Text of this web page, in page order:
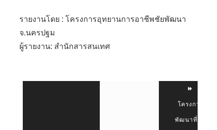
รายงานโดย : โครงการอุทยานการอาชีพชัยพัฒนา
จ.นครปฐม
ผู้รายงาน: สำนักสารสนเทศ
โครงการ
พัฒนาที่ดิน